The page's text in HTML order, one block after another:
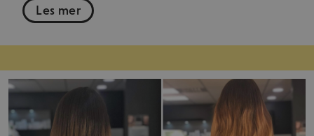
Les mer